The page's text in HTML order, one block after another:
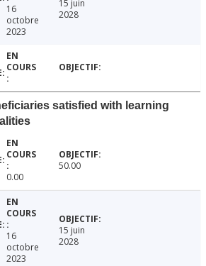
16
octobre
2023
15 juin
2028
satisfied with learning
0.00
50.00
16
octobre
2023
15 juin
2028